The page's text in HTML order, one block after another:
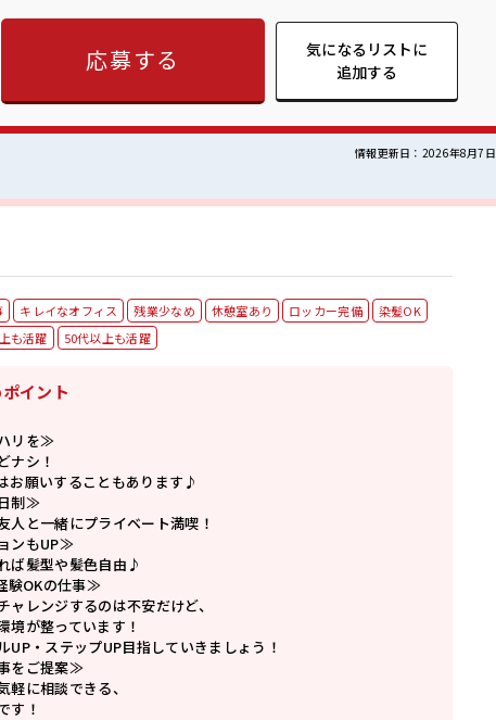
からスキルUP・ステップUP目指していきましょう！ ■職場の雰
は女子トークがあふれる職場です！ もちろん男性の応募もOKです
のヘアカラーもOKなのはウレシイPoint☆
応募する
気になるリストに
追加する
情報更新日：2026年8月7日
キレイなオフィス 残業少なめ 休憩室あり ロッカー完備
染髪OK
も活躍 50代以上も活躍
イント
リを≫
ナシ！
お願いすることもあります♪
制≫
人と一緒にプライベート満喫！
ンもUP≫
ば髪型や髪色自由♪
験OKの仕事≫
ャレンジするのは不安だけど、
境が整っています！
UP・ステップUP目指していきましょう！
をご提案≫
軽に相談できる、
す！